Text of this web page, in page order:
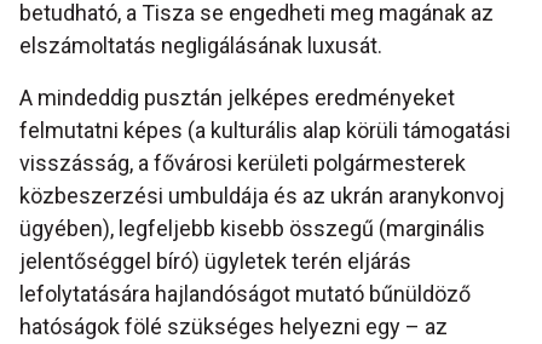
betudható, a Tisza se engedheti meg magának az
elszámoltatás negligálásának luxusát.
A mindeddig pusztán jelképes eredményeket
felmutatni képes (a kulturális alap körüli támogatási
visszásság, a fővárosi kerületi polgármesterek
közbeszerzési umbuldája és az ukrán aranykonvoj
ügyében), legfeljebb kisebb összegű (marginális
jelentőséggel bíró) ügyletek terén eljárás
lefolytatására hajlandóságot mutató bűnüldöző
hatóságok fölé szükséges helyezni egy – az